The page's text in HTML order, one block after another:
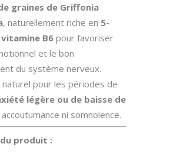
graines de Griffonia
, naturellement riche en 5-
vitamine B6 pour favoriser
et le bon
du système nerveux.
naturel pour les périodes de
légère ou de baisse de
ni somnolence.
produit :